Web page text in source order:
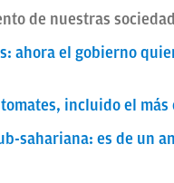
de nuestras
ahora el gobierno
incluido el más
sahariana: es de un